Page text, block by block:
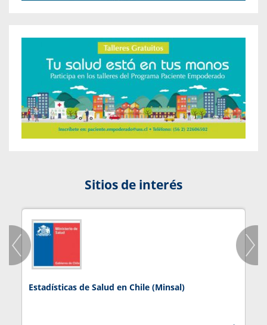
Sitios de interés
Estadísticas de Salud en Chile (Minsal)